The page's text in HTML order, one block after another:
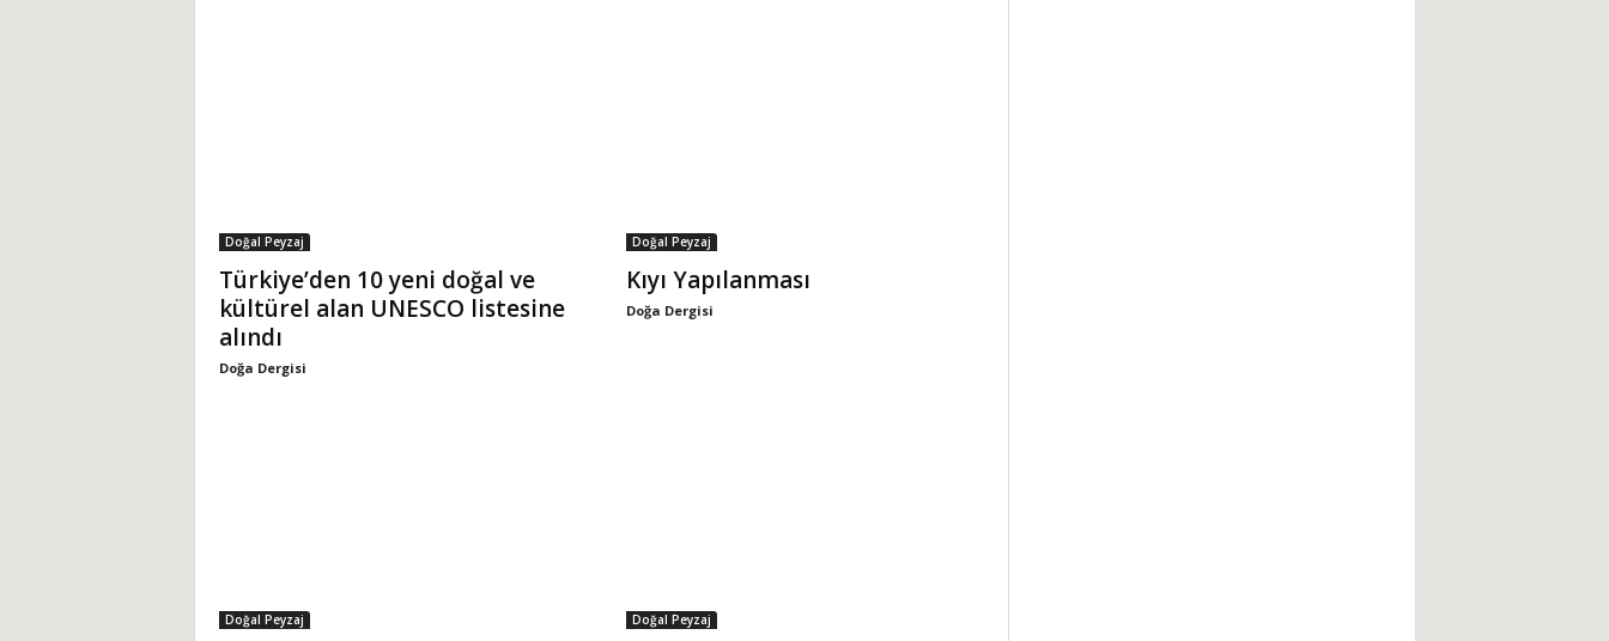
Doğal Peyzaj
Türkiye’den 10 yeni doğal ve
kültürel alan UNESCO listesine
alındı
Doğa Dergisi
Doğal Peyzaj
Kıyı Yapılanması
Doğa Dergisi
Doğal Peyzaj Doğal Peyzaj